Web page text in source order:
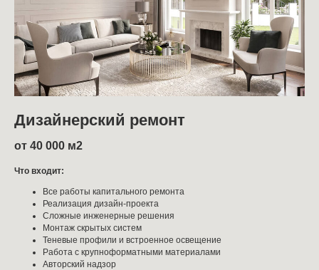
Дизайнерский ремонт
от 40 000 м2
Что входит:
Все работы капитального ремонта
Реализация дизайн-проекта
Сложные инженерные решения
Монтаж скрытых систем
Теневые профили и встроенное освещение
Работа с крупноформатными материалами
Авторский надзор